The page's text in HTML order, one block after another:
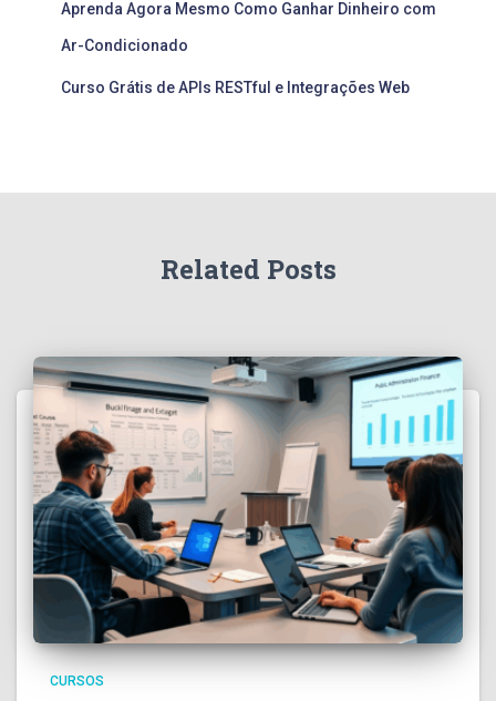
Aprenda Agora Mesmo Como Ganhar Dinheiro com
Ar-Condicionado
Curso Grátis de APIs RESTful e Integrações Web
Related Posts
CURSOS